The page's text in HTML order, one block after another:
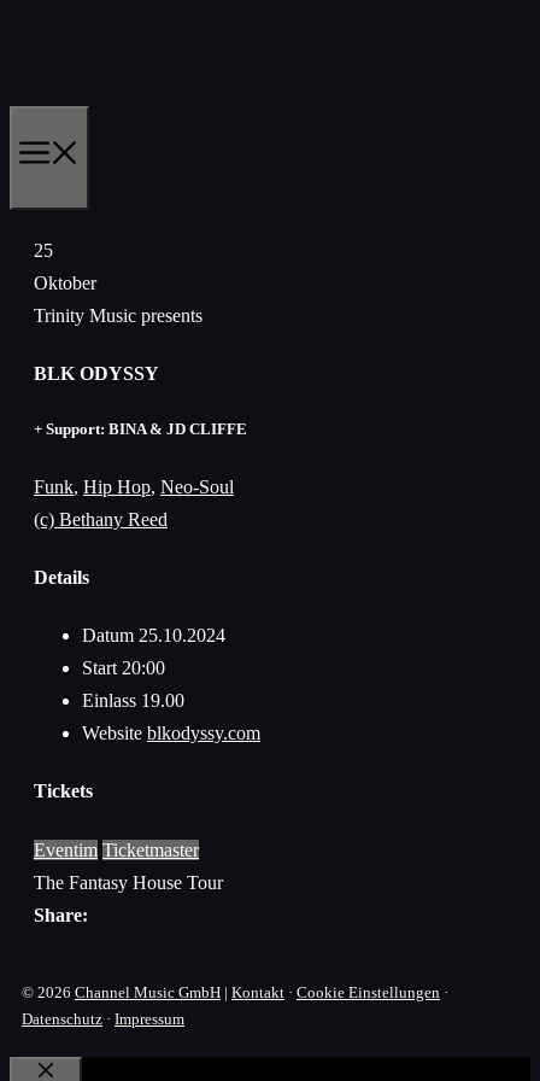
25
Oktober
Trinity Music presents
BLK ODYSSY
+ Support: BINA & JD CLIFFE
Funk, Hip Hop, Neo-Soul
(c) Bethany Reed
Details
Datum 25.10.2024
Start 20:00
Einlass 19.00
Website blkodyssy.com
Tickets
Eventim Ticketmaster
The Fantasy House Tour
Share:
© 2026 Channel Music GmbH | Kontakt · Cookie Einstellungen ·
Datenschutz · Impressum